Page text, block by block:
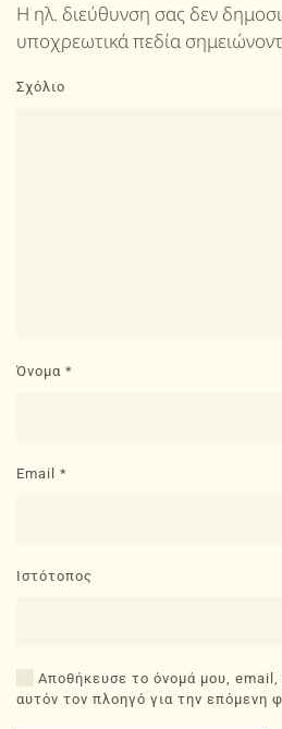
Η ηλ. διεύθυνση σας δεν
υποχρεωτικά πεδία
Σχόλιο
Όνομα *
Email *
Ιστότοπος
Αποθήκευσε το όνομά μου, email,
αυτόν τον πλοηγό για την επόμενη